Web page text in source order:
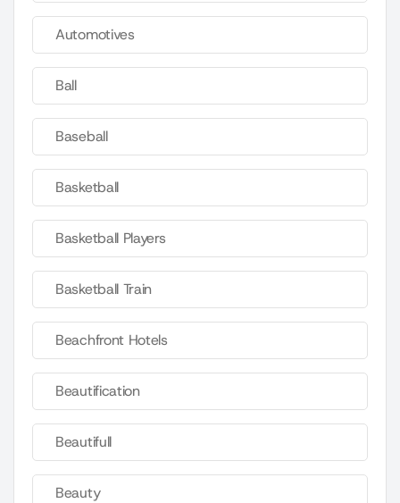
Automotives
Ball
Baseball
Basketball
Basketball Players
Basketball Train
Beachfront Hotels
Beautification
Beautifull
Beauty